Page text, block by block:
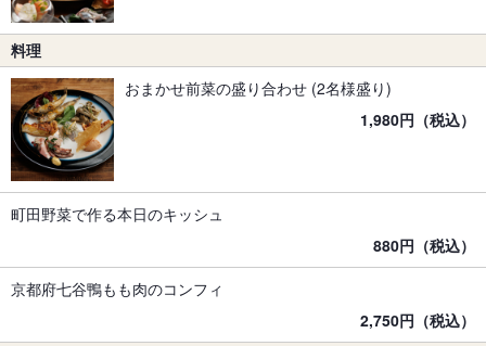
料理
おまかせ前菜の盛り合わせ (2名様盛り)
1,980円（税込）
町田野菜で作る本日のキッシュ
880円（税込）
京都府七谷鴨もも肉のコンフィ
2,750円（税込）